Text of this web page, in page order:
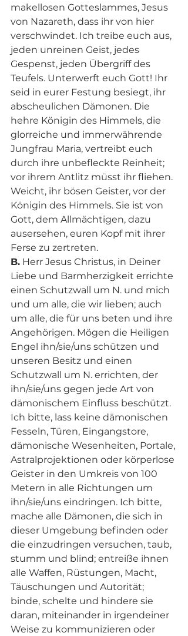
makellosen Gotteslammes, Jesus
von Nazareth, dass ihr von hier
verschwindet. Ich treibe euch aus,
jeden unreinen Geist, jedes
Gespenst, jeden Übergriff des
Teufels. Unterwerft euch Gott! Ihr
seid in eurer Festung besiegt, ihr
abscheulichen Dämonen. Die
hehre Königin des Himmels, die
glorreiche und immerwährende
Jungfrau Maria, vertreibt euch
durch ihre unbefleckte Reinheit;
vor ihrem Antlitz müsst ihr fliehen.
Weicht, ihr bösen Geister, vor der
Königin des Himmels. Sie ist von
Gott, dem Allmächtigen, dazu
ausersehen, euren Kopf mit ihrer
Ferse zu zertreten.
B. Herr Jesus Christus, in Deiner
Liebe und Barmherzigkeit errichte
einen Schutzwall um N. und mich
und um alle, die wir lieben; auch
um alle, die für uns beten und ihre
Angehörigen. Mögen die Heiligen
Engel ihn/sie/uns schützen und
unseren Besitz und einen
Schutzwall um N. errichten, der
ihn/sie/uns gegen jede Art von
dämonischem Einfluss beschützt.
Ich bitte, lass keine dämonischen
Fesseln, Türen, Eingangstore,
dämonische Wesenheiten, Portale,
Astralprojektionen oder körperlose
Geister in den Umkreis von 100
Metern in alle Richtungen um
ihn/sie/uns eindringen. Ich bitte,
mache alle Dämonen, die sich in
dieser Umgebung befinden oder
die einzudringen versuchen, taub,
stumm und blind; entreiße ihnen
alle Waffen, Rüstungen, Macht,
Täuschungen und Autorität;
binde, schelte und hindere sie
daran, miteinander in irgendeiner
Weise zu kommunizieren oder